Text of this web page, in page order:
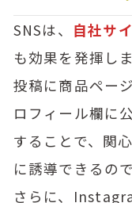
SNSは、 自社サ
も効果を発揮しま
投稿に商品ペー
ロフィール欄に
することで、関
に誘導できるので
さらに、